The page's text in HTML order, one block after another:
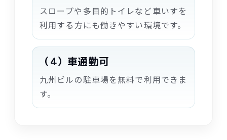
スロープや 多目的 トイレなど車いすを
利用する 方にも働きやすい環境です。
（4） 車通勤可
九州 ビルの駐車場を無料で利用できま
す。